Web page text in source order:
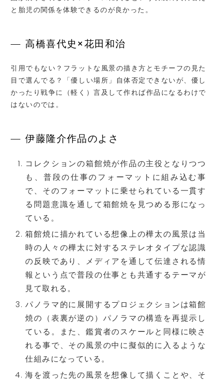
と胎児の関係を体験できるのが良かった。
高橋喜代史×花田和治
引用でもない？フラットな風景の描き方とモチーフの見た
目で選んでる？「優しい場所」自体否定できないが、優し
かったり戦争に（軽く）言及して作れば作品になるわけで
はないのでは。
伊藤隆介作品のよさ
コレクションの箱館焼が作品の主役となりつつ
も、普段の仕事のフォーマットに組み込む事
で、そのフォーマットに乗せられている一貫す
る問題意識を通して箱館焼を見つめる形になっ
ている。
箱館焼に描かれている想像上の樺太の風景は当
時の人々の樺太に対するステレオタイプな認識
の反映であり、メディアを通して伝達される情
報という点で普段の仕事とも共通するテーマが
見て取れる。
パノラマ的に展開するプロジェクションは箱館
焼の（表裏が逆の）パノラマの構造を再提示し
ている。また、鑑賞者のスケールと同様に映さ
れる事で、その風景の中に擬似的に入るような
仕組みになっている。
海を渡った先の風景を想像して描くことや、そ